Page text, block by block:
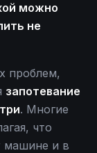
можно
не
проблем,
запотевание
. Многие
что
машине и в